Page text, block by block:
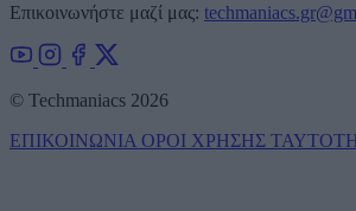
Επικοινωνήστε μαζί μας:
© Techmaniacs 2026
ΕΠΙΚΟΙΝΩΝΙΑ ΟΡΟΙ ΧΡΗΣΗΣ